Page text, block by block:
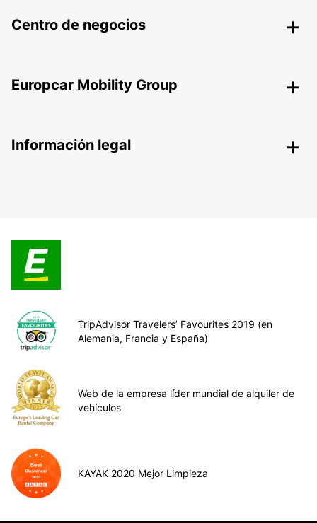
Centro de negocios
Europcar Mobility Group
Información legal
TripAdvisor Travelers’ Favourites 2019 (en
Alemania, Francia y España)
Web de la empresa líder mundial de alquiler de
vehículos
KAYAK 2020 Mejor Limpieza